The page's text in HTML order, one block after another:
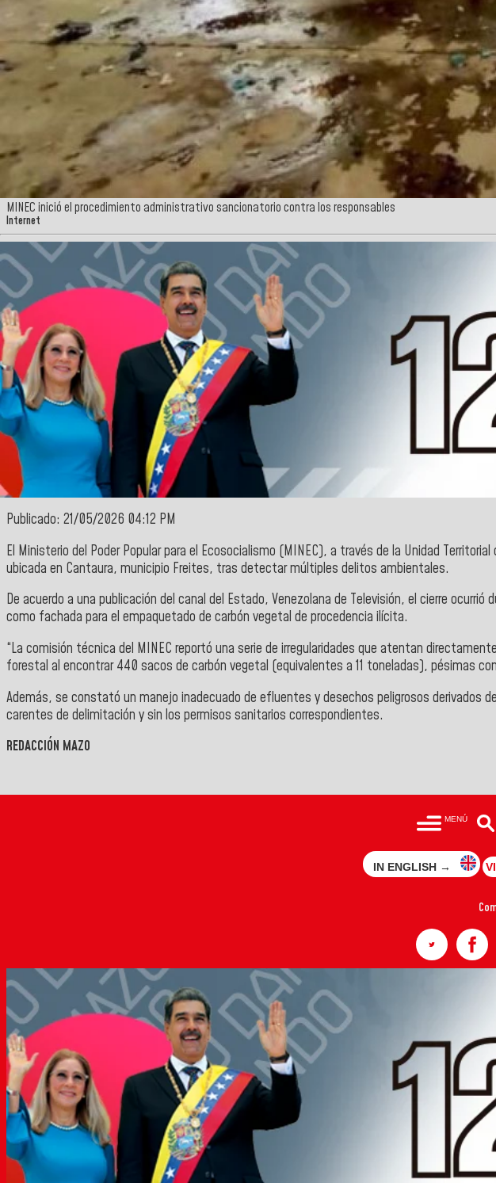
MINEC inició el procedimiento administrativo sancionatorio contra los responsables
Internet
Publicado: 21/05/2026 04:12 PM
El Ministerio del Poder Popular para el Ecosocialismo (MINEC), a través de la Unidad
ubicada en Cantaura, municipio Freites, tras detectar múltiples delitos ambientales.
De acuerdo a una publicación del canal del Estado, Venezolana de Televisión, el cierre ocurrió
como fachada para el empaquetado de carbón vegetal de procedencia ilícita.
“La comisión técnica del MINEC reportó una serie de irregularidades que atentan
forestal al encontrar 440 sacos de carbón vegetal (equivalentes a 11 toneladas), pésimas
Además, se constató un manejo inadecuado de efluentes y desechos peligrosos derivados
carentes de delimitación y sin los permisos sanitarios correspondientes.
REDACCIÓN MAZO
MENÚ
IN ENGLISH →